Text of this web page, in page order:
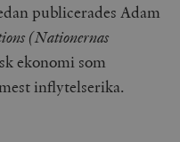
publicerades Adam
(Nationernas
ekonomi som
inflytelserika.